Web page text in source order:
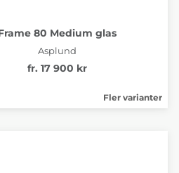
80 Medium glas
Asplund
fr. 17 900 kr
Fler varianter